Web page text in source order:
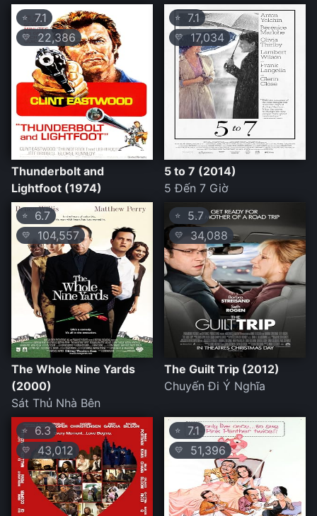
⭐ 7.1
💛 22,386
Thunderbolt and
Lightfoot (1974)
⭐ 7.1
💛17,034
5 to 7 (2014)
5 Đến 7 Giờ
⭐ 6.7
💛 104,557
The Whole Nine Yards
(2000)
Sát Thủ Nhà Bên
⭐ 5.7
💛 34,088
The Guilt Trip (2012)
Chuyến Đi Ý Nghĩa
⭐ 6.3
💛 43,012
⭐ 7.1
💛 51,396